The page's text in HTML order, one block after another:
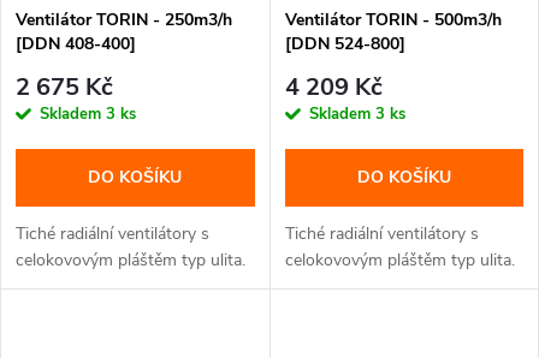
r
o
d
u
k
r
o
u
k
Ventilátor TORIN - 250m3/h
[DDN 408-400]
2 675 Kč
Skladem 3 ks
DO KOŠÍKU
Tiché radiální ventilátory s
celokovovým pláštěm typ ulita.
Ventilátor TORIN - 500m3/h
[DDN 524-800]
4 209 Kč
Skladem 3 ks
DO KOŠÍKU
Tiché radiální ventilátory s
celokovovým pláštěm typ ulita.